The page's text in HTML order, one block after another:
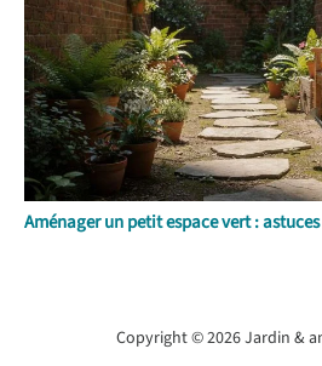
Aménager un petit espace vert :
Copyright © 2026 Jardin &